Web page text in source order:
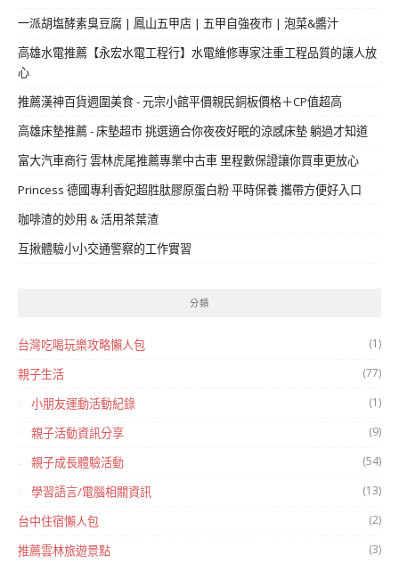
一派胡塩酵素臭豆腐 | 鳳山五甲店 | 五甲自強夜市 | 泡菜&醬汁
高雄水電推薦【永宏水電工程行】水電維修專家注重工程品質的讓人放
心
推薦漢神百貨週圍美食 - 元宗小館平價親民銅板價格＋CP值超高
高雄床墊推薦 - 床墊超市 挑選適合你夜夜好眠的涼感床墊 躺過才知道
富大汽車商行 雲林虎尾推薦專業中古車 里程數保證讓你買車更放心
Princess 德國專利香妃超胜肽膠原蛋白粉 平時保養 攜帶方便好入口
咖啡渣的妙用 & 活用茶葉渣
互揪體驗小小交通警察的工作實習
分類
台灣吃喝玩樂攻略懶人包 (1)
親子生活 (77)
小朋友運動活動紀錄 (1)
親子活動資訊分享 (9)
親子成長體驗活動 (54)
學習語言/電腦相關資訊 (13)
台中住宿懶人包 (2)
推薦雲林旅遊景點 (3)